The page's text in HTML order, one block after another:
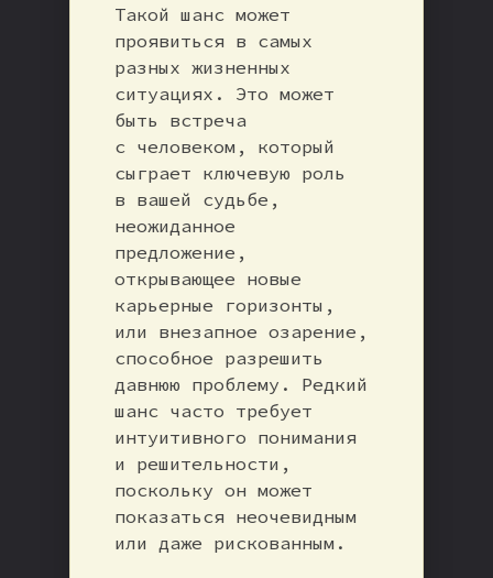
Такой шанс может
проявиться в самых
разных жизненных
ситуациях. Это может
быть встреча
с человеком, который
сыграет ключевую роль
в вашей судьбе,
неожиданное
предложение,
открывающее новые
карьерные горизонты,
или внезапное озарение,
способное разрешить
давнюю проблему. Редкий
шанс часто требует
интуитивного понимания
и решительности,
поскольку он может
показаться неочевидным
или даже рискованным.